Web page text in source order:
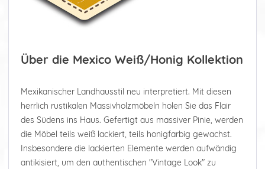
Über die Mexico Weiß/Honig Kollektion
Mexikanischer Landhausstil neu interpretiert. Mit diesen
herrlich rustikalen Massivholzmöbeln holen Sie das Flair
des Südens ins Haus. Gefertigt aus massiver Pinie, werden
die Möbel teils weiß lackiert, teils honigfarbig gewachst.
Insbesondere die lackierten Elemente werden aufwändig
antikisiert, um den authentischen "Vintage Look" zu